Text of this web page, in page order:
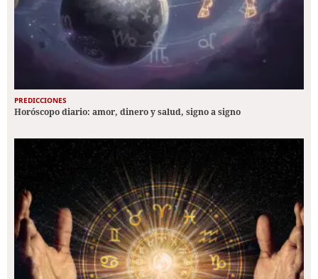
PREDICCIONES
Horóscopo diario: amor, dinero y salud, signo a signo